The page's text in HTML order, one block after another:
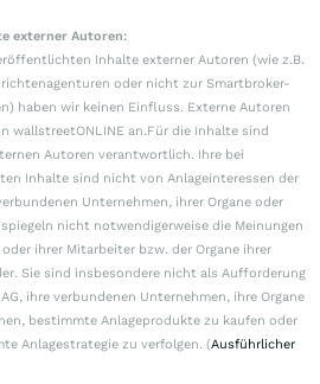
externer Autoren:
Inhalte externer Autoren (wie z.B.
oder nicht zur Smartbroker-
haben wir keinen Einfluss. Externe Autoren
wallstreetONLINE an.Für die Inhalte sind
Autoren verantwortlich. Ihre bei
Inhalte sind nicht von Anlageinteressen der
Unternehmen, ihrer Organe oder
nicht notwendigerweise die Meinungen
ihrer Mitarbeiter bzw. der Organe ihrer
Sie sind insbesondere nicht als Aufforderung
ihre verbundenen Unternehmen, ihre Organe
bestimmte Anlageprodukte zu kaufen oder
Anlagestrategie zu verfolgen. (Ausführlicher